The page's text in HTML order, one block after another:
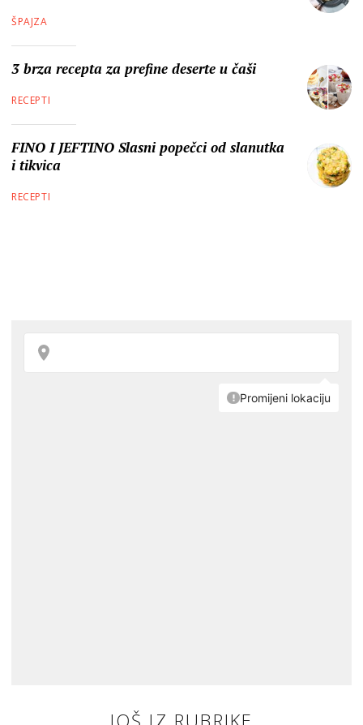
ŠPAJZA
3 brza recepta za prefine deserte u čaši
RECEPTI
FINO I JEFTINO Slasni popečci od slanutka
i tikvica
RECEPTI
JOŠ IZ RUBRIKE